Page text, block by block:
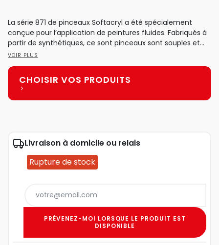
La série 871 de pinceaux Softacryl a été spécialement
conçue pour l’application de peintures fluides. Fabriqués à
partir de synthétiques, ce sont pinceaux sont souples et...
VOIR PLUS
CHOISIR VOS PRODUITS
Livraison à domicile ou relais
Rupture de stock
PRÉVENEZ-MOI LORSQUE LE PRODUIT EST
DISPONIBLE